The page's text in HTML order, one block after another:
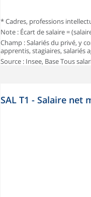
* Cadres, professions
Note : Écart de salaire =
Champ : Salariés du privé, y
apprentis, stagiaires, salariés
Source : Insee, Base Tous
SAL T1 - Salaire net